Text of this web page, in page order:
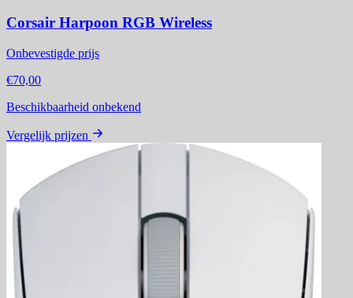
Corsair Harpoon RGB Wireless
Onbevestigde prijs
€70,00
Beschikbaarheid onbekend
Vergelijk prijzen